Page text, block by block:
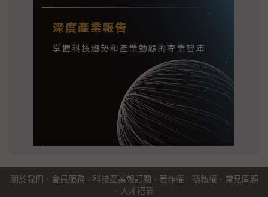
關於我們 · 會員服務 · 科技產業報訂閱 · 著作權 · 隱私權 · 常見問題
· 人才招募